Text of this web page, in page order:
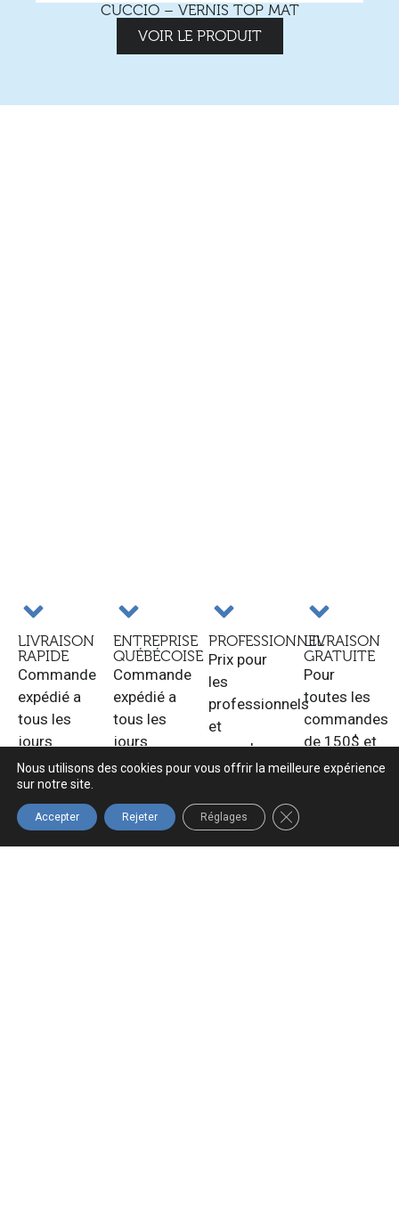
CUCCIO – VERNIS TOP MAT
VOIR LE PRODUIT
LIVRAISON
RAPIDE
Commande
expédié a
tous les
jours
ouvrable.
ENTREPRISE
QUÉBÉCOISE
Commande
expédié a
tous les
jours
ouvrable.
PROFESSIONNEL
Prix pour
les
professionnels
et
revendeurs.
LIVRAISON
GRATUITE
Pour
toutes les
commandes
de 150$ et
plus au
Nous utilisons des cookies pour vous offrir la meilleure expérience
sur notre site.
Accepter Rejeter Réglages FERMER LA